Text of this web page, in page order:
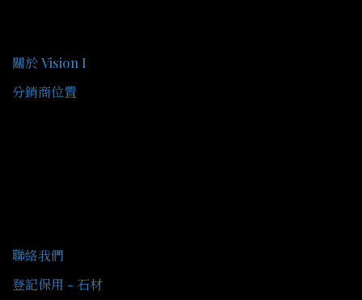
關於 Vision I
分銷商位置
聯絡我們
登記保用 - 石材